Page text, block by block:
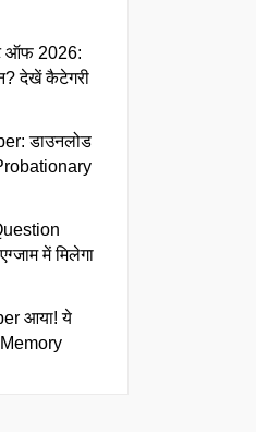
ऑफ 2026:
देखें कैटेगरी
डाउनलोड
में मिलेगा
आया! ये